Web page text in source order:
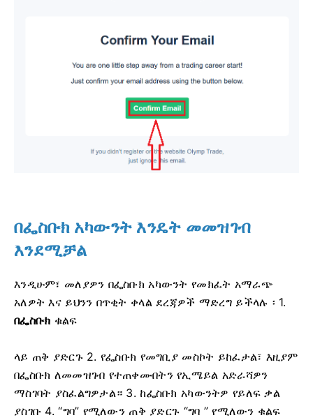
በፌስቡክ አካውንት እንዴት መመዝገብ
እንደሚቻል
እንዲሁም፣ መለያዎን በፌስቡክ አካውንት የመክፈት አማራጭ
አለዎት እና ይህንን በጥቂት ቀላል ደረጃዎች ማድረግ ይችላሉ ፡ 1.
በፌስቡክ ቁልፍ
ላይ ጠቅ ያድርጉ 2. የፌስቡክ የመግቢያ መስኮት ይከፈታል፣ እዚያም
በፌስቡክ ለመመዝገብ የተጠቀሙበትን የኢሜይል አድራሻዎን
ማስገባት ያስፈልግዎታል። 3. ከፌስቡክ አካውንትዎ የይለፍ ቃል
ያስገቡ 4. “ግባ” የሚለውን ጠቅ ያድርጉ “ግባ ” የሚለውን ቁልፍ